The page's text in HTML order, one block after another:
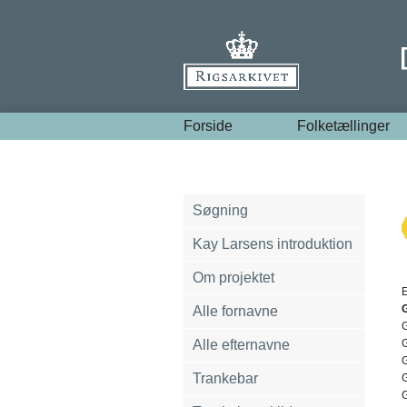
Forside Folketællinger
Søgning
Kay Larsens introduktion
Om projektet
Alle fornavne
Alle efternavne
Trankebar